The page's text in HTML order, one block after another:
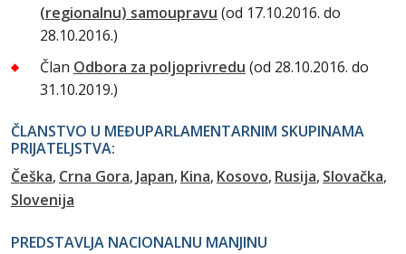
(regionalnu) samoupravu (od 17.10.2016. do
28.10.2016.)
Član Odbora za poljoprivredu (od 28.10.2016. do
31.10.2019.)
ČLANSTVO U MEĐUPARLAMENTARNIM SKUPINAMA
PRIJATELJSTVA:
Češka Crna Gora Japan Kina Kosovo Rusija Slovačka
Slovenija
PREDSTAVLJA NACIONALNU MANJINU